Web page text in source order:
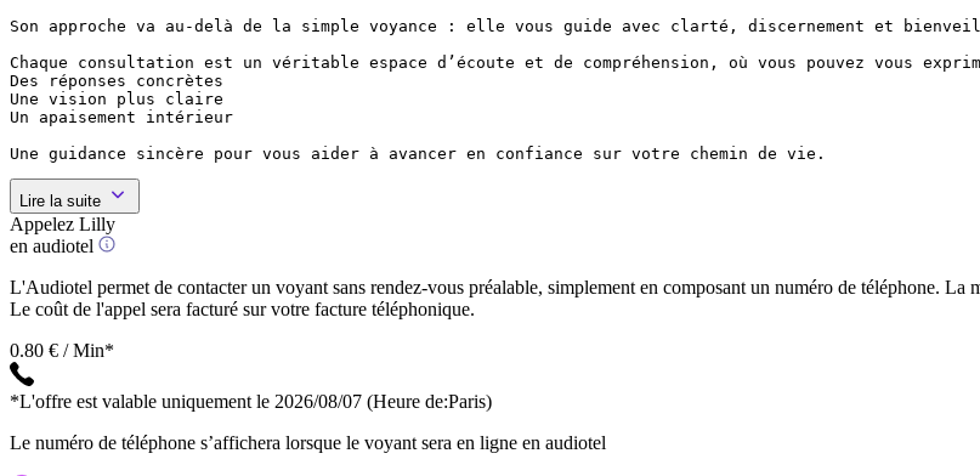
Son approche va au-delà de la simple voyance : elle vous guide avec clarté, discernement et
Chaque consultation est un véritable espace d’écoute et de compréhension, où vous pouvez vous
Des réponses concrètes
Une vision plus claire
Un apaisement intérieur
Une guidance sincère pour vous aider à avancer en confiance sur votre chemin de vie.
Lire la suite
Appelez Lilly
en audiotel
L'Audiotel permet de contacter un voyant sans rendez-vous préalable, simplement en composant un numéro de téléphone. La
Le coût de l'appel sera facturé sur votre facture téléphonique.
0.80 € / Min*
*L'offre est valable uniquement le 2026/08/07 (Heure de:Paris)
Le numéro de téléphone s’affichera lorsque le voyant sera en ligne en audiotel